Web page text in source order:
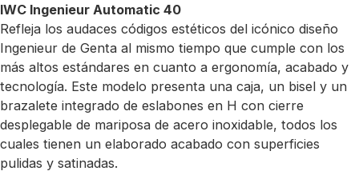
IWC Ingenieur Automatic 40
Refleja los audaces códigos estéticos del icónico diseño
Ingenieur de Genta al mismo tiempo que cumple con los
más altos estándares en cuanto a ergonomía, acabado y
tecnología. Este modelo presenta una caja, un bisel y un
brazalete integrado de eslabones en H con cierre
desplegable de mariposa de acero inoxidable, todos los
cuales tienen un elaborado acabado con superficies
pulidas y satinadas.